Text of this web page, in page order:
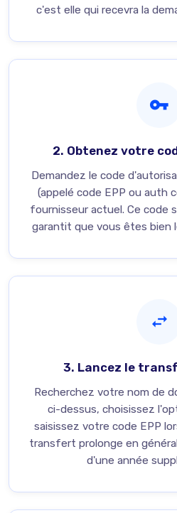
c'est elle qui recevra la
2. Obtenez votre
Demandez le code
(appelé code EPP ou auth
fournisseur actuel. Ce code
garantit que vous êtes bien
3. Lancez le
Recherchez votre nom de
ci-dessus, choisissez
saisissez votre code EPP
transfert prolonge en
d'une année